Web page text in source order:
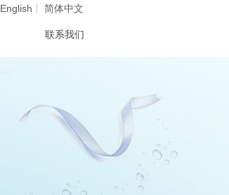
联系我们
English 简体中文